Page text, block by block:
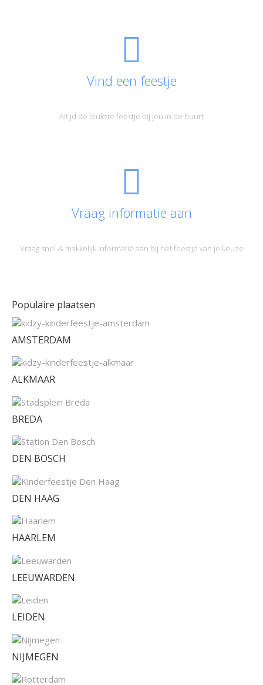
Vind een feestje
Altijd de leukste feestje bij jou in de buurt
Vraag informatie aan
Vraag snel & makkelijk informatie aan bij het feestje van je keuze
Populaire plaatsen
AMSTERDAM
ALKMAAR
BREDA
DEN BOSCH
DEN HAAG
HAARLEM
LEEUWARDEN
LEIDEN
NIJMEGEN